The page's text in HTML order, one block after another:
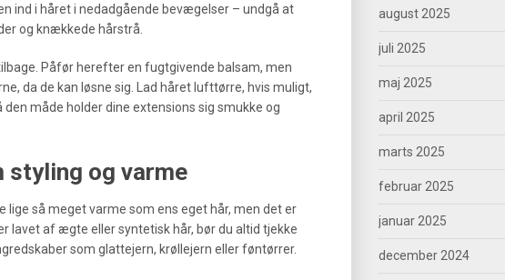
ind i håret i nedadgående bevægelser – undgå at
og knækkede hårstrå.
Påfør herefter en fugtgivende balsam, men
da de kan løsne sig. Lad håret lufttørre, hvis muligt,
måde holder dine extensions sig smukke og
styling og varme
så meget varme som ens eget hår, men det er
lavet af ægte eller syntetisk hår, bør du altid tjekke
som glattejern, krøllejern eller føntørrer.
august 2025
juli 2025
maj 2025
april 2025
marts 2025
februar 2025
januar 2025
december 2024